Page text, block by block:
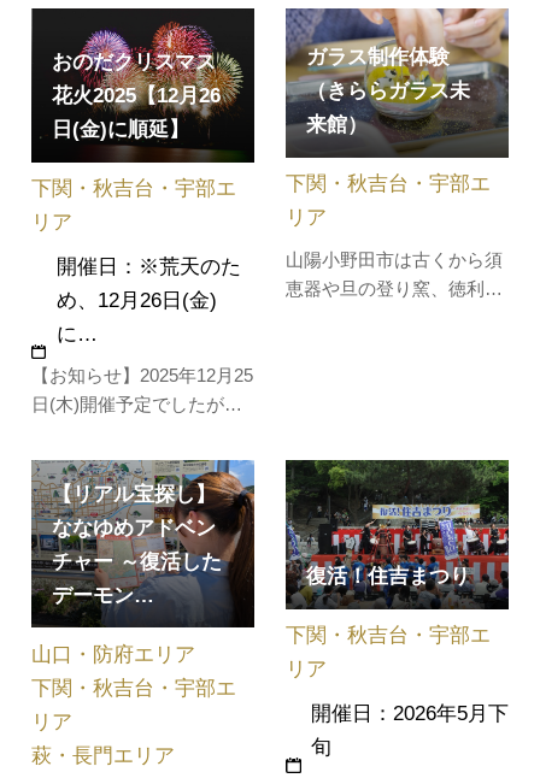
どころは川面に移る美しい
花火と、地元の暖かな雰囲
気。子ども相撲や子ども神
輿などの催しも行われ、千
町商店街には屋台が立ち並
郎」の史跡や厚狭毛利家ゆ
かりの地を巡るコースと毛
利藩寄組熊谷氏給領地内、
寝太郎用水、旧山陽道厚狭
市町並み等を散策する2コ
ースあります。［集合場
所］JR厚狭駅在来線口（山
陽小野田市大…
おのだクリスマス
花火2025【12月26
日(金)に順延】
【お知らせ】2025年12月25
日(木)開催予定でしたが、
延が決定しました。旧小野
田市時代に開催されていた
「小野田みなと祭り花火大
会」が帰ってきました！小
野田みなと祭り花火大会の
名物、尺玉も復活！！クリ
を色鮮や…
下関・秋吉台・宇部エ
リア
開催日：※荒天のた
め、12月26日(金)
に…
ガラス制作体験
（きららガラス未
来館）
山陽小野田市は古くから須
恵器や旦の登り窯、徳利窯
館」が誕生しました。熱に
より生まれ変わるガラスの
特性に触れ、作品を創り上
げる喜び…
下関・秋吉台・宇部エ
リア
【リアル宝探し】
ななゆめアドベン
チャー ～復活した
デーモン…
山口・防府エリア
下関・秋吉台・宇部エ
リア
萩・長門エリア
復活！住吉まつり
下関・秋吉台・宇部エ
リア
開催日：2026年5月下
旬